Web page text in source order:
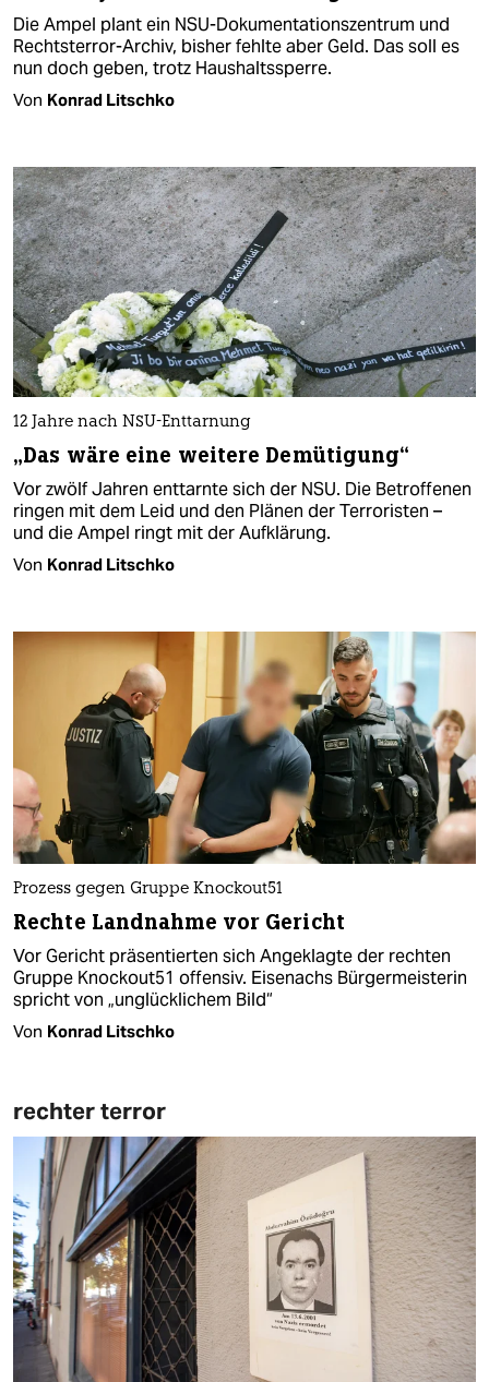
Die Ampel plant ein NSU-Dokumentationszentrum und
Rechtsterror-Archiv, bisher fehlte aber Geld. Das soll es
nun doch geben, trotz Haushaltssperre.
Von Konrad Litschko
12 Jahre nach NSU-Enttarnung
„Das wäre eine weitere Demütigung“
Vor zwölf Jahren enttarnte sich der NSU. Die Betroffenen
ringen mit dem Leid und den Plänen der Terroristen –
und die Ampel ringt mit der Aufklärung.
Von Konrad Litschko
Prozess gegen Gruppe Knockout51
Rechte Landnahme vor Gericht
Vor Gericht präsentierten sich Angeklagte der rechten
Gruppe Knockout51 offensiv. Eisenachs Bürgermeisterin
spricht von „unglücklichem Bild“
Von Konrad Litschko
rechter terror